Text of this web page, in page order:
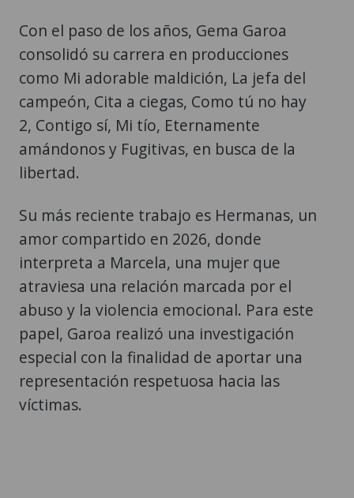
Con el paso de los años, Gema Garoa
consolidó su carrera en producciones
como Mi adorable maldición, La jefa del
campeón, Cita a ciegas, Como tú no hay
2, Contigo sí, Mi tío, Eternamente
amándonos y Fugitivas, en busca de la
libertad.
Su más reciente trabajo es Hermanas, un
amor compartido en 2026, donde
interpreta a Marcela, una mujer que
atraviesa una relación marcada por el
abuso y la violencia emocional. Para este
papel, Garoa realizó una investigación
especial con la finalidad de aportar una
representación respetuosa hacia las
víctimas.